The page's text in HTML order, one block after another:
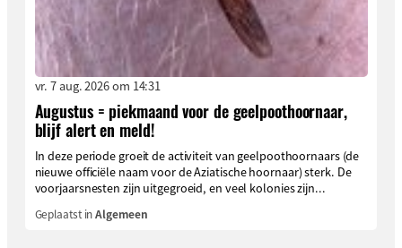
vr. 7 aug. 2026 om 14:31
Augustus = piekmaand voor de geelpoothoornaar,
blijf alert en meld!
In deze periode groeit de activiteit van geelpoothoornaars (de
nieuwe officiële naam voor de Aziatische hoornaar) sterk. De
voorjaarsnesten zijn uitgegroeid, en veel kolonies zijn...
Geplaatst inAlgemeen